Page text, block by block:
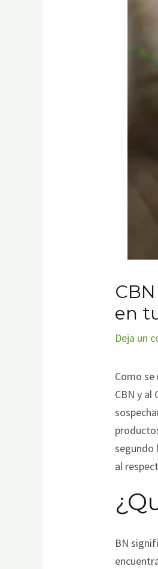
en
Deja un
Como
CBN y al
segundo
al
BN